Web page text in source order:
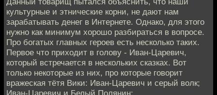
культурные и этнические корни, не дают нам
зарабатывать денег в Интернете. Однако, для этого
нужно как минимум хорошо разбираться в вопросе.
Про богатых главных героев есть несколько таких.
Первое что приходит в голову - Иван-Царевич,
который встречается в нескольких сказках. Вот
только некоторые из них, про которые говорит
вражеская тётя Вики: Иван-Царевич и серый волк;